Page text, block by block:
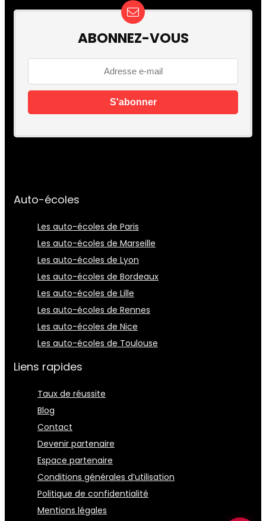
ABONNEZ-VOUS
Auto-écoles
Les auto-écoles de Paris
Les auto-écoles de Marseille
Les auto-écoles de Lyon
Les auto-écoles de Bordeaux
Les auto-écoles de Lille
Les auto-écoles de Rennes
Les auto-écoles de Nice
Les auto-écoles de Toulouse
Liens rapides
Taux de réussite
Blog
Contact
Devenir partenaire
Espace partenaire
Conditions générales d’utilisation
Politique de confidentialité
Mentions légales